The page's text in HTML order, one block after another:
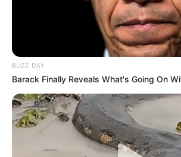
BUZZ DAY
Barack Finally Reveals What's Going On